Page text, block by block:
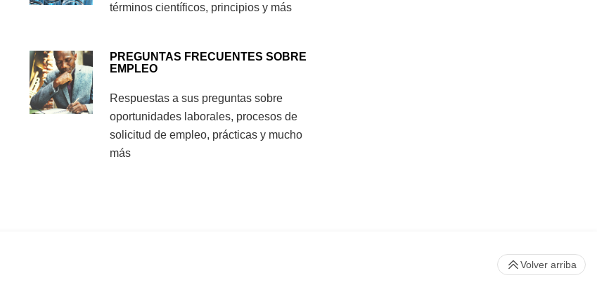
términos científicos, principios y más
PREGUNTAS FRECUENTES SOBRE
EMPLEO
Respuestas a sus preguntas sobre
oportunidades laborales, procesos de
solicitud de empleo, prácticas y mucho
más
Volver arriba